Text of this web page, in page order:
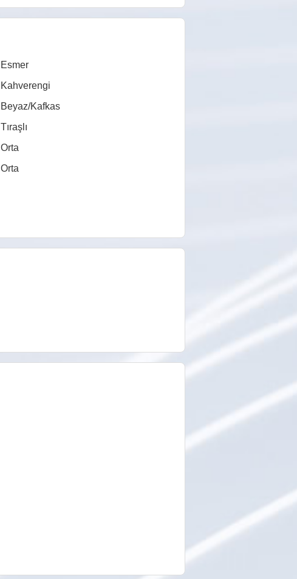
Esmer
Kahverengi
Beyaz/Kafkas
Tıraşlı
Orta
Orta